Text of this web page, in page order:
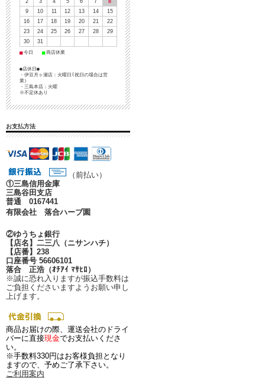
2 3 4 5 6 7
8
9
10 11 12 13 14
15
16
17 18 19 20 21
22
23
24 25 26 27 28
29
30
31
■ 今日 ■ 両店休業
●店休日●
・伊豆月ヶ瀬店：火曜日(祝日の場合は営
業）
・三島本店：火曜
※不定休あり
お支払方法
（前払い）
①三島信用金庫
三島谷田支店
普通 0167441
有限会社 落合ハーブ園
②ゆうちょ銀行
【店名】二三八（ニサンハチ）
【店番】238
口座番号 56606101
落合 正浩（ｵﾁｱｲ ﾏｻﾋﾛ）
※誠に恐れ入りますが振込手数料は
ご負担くださいますようお願い申し
上げます。
商品お届けの際、運送会社のドライ
バーに直接現金でお支払いくださ
い。
※手数料330円はお客様負担となり
ますので、予めご了承下さい。
ご利用案内